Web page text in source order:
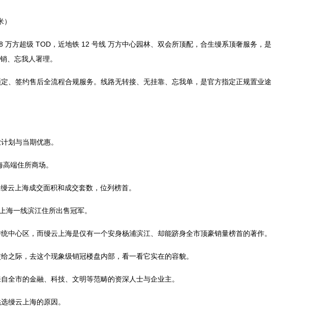
方超级 TOD，近地铁 12 号线 万方中心园林、双会所顶配，合生缦系顶奢服务，是
、忘我人署理。
签约售后全流程合规服务。线路无转接、无挂靠、忘我单，是官方指定正规置业途
划与当期优惠。
端住所商场。
上海成交面积和成交套数，位列榜首。
一线滨江住所出售冠军。
心区，而缦云上海是仅有一个安身杨浦滨江、却能跻身全市顶豪销量榜首的著作。
际，去这个现象级销冠楼盘内部，看一看它实在的容貌。
市的金融、科技、文明等范畴的资深人士与企业主。
缦云上海的原因。